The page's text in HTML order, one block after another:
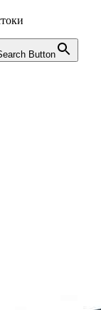
Button